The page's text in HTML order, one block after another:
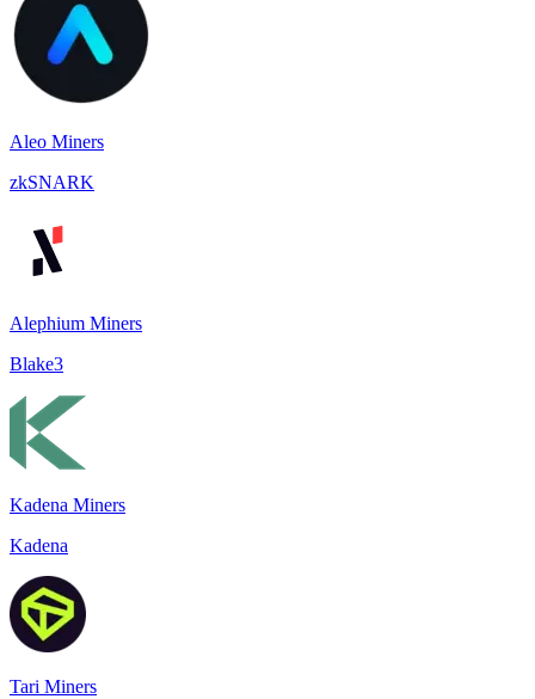
Aleo Miners
zkSNARK
Alephium Miners
Blake3
Kadena Miners
Kadena
Tari Miners